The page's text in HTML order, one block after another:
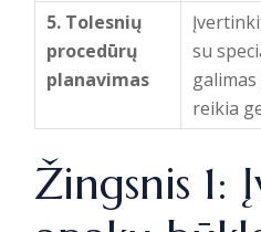
5. Tolesnių
procedūrų
planavimas
su
reikia
Žingsnis 1: